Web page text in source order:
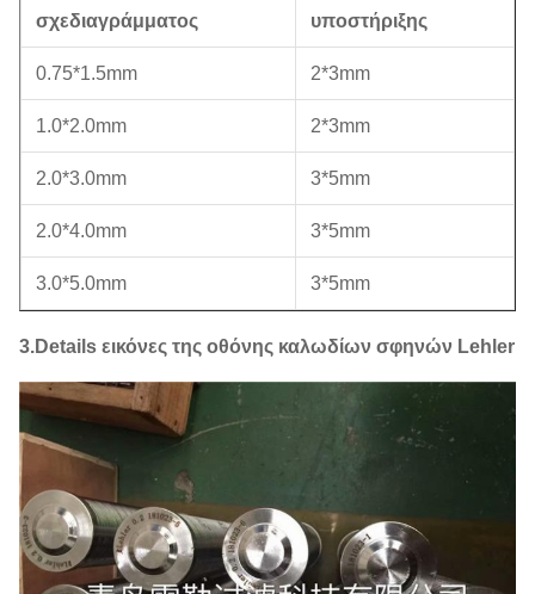
σχεδιαγράμματος υποστήριξης
0.75*1.5mm 2*3mm
1.0*2.0mm 2*3mm
2.0*3.0mm 3*5mm
2.0*4.0mm 3*5mm
3.0*5.0mm 3*5mm
3.Details εικόνες της οθόνης καλωδίων σφηνών Lehler